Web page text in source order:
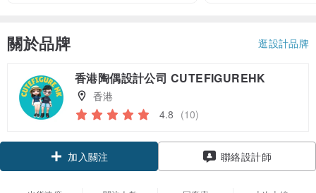
關於品牌 逛設計品牌
香港陶偶設計公司 CUTEFIGUREHK
香港
4.8 (10)
加入關注 聯絡設計師